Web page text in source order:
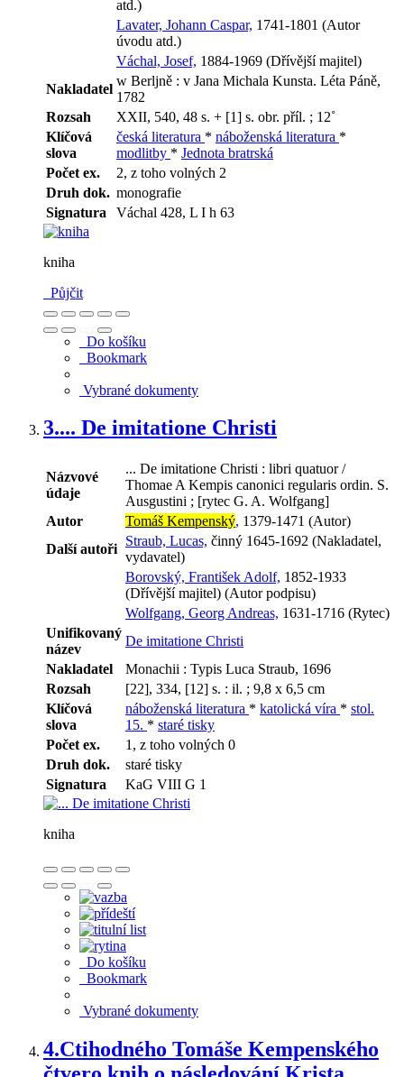
atd.)
Lavater, Johann Caspar, 1741-1801 (Autor
úvodu atd.)
Váchal, Josef, 1884-1969 (Dřívější majitel)
Nakladatel
w Berljně : v Jana Michala Kunsta. Léta Páně,
1782
Rozsah
XXII, 540, 48 s. + [1] s. obr. příl. ; 12˚
Klíčová
slova
česká literatura * náboženská literatura *
modlitby * Jednota bratrská
Počet ex.
2, z toho volných 2
Druh dok. monografie
Signatura
Váchal 428, L I h 63
kniha
Půjčit
Do košíku
Bookmark
Vybrané dokumenty
3.... De imitatione Christi
Názvové
údaje
... De imitatione Christi : libri quatuor /
Thomae A Kempis canonici regularis ordin. S.
Ausgustini ; [rytec G. A. Wolfgang]
Autor
Tomáš Kempenský, 1379-1471 (Autor)
Další autoři
Straub, Lucas, činný 1645-1692 (Nakladatel,
vydavatel)
Borovský, František Adolf, 1852-1933
(Dřívější majitel) (Autor podpisu)
Wolfgang, Georg Andreas, 1631-1716 (Rytec)
Unifikovaný
název
De imitatione Christi
Nakladatel
Monachii : Typis Luca Straub, 1696
Rozsah
[22], 334, [12] s. : il. ; 9,8 x 6,5 cm
Klíčová
slova
náboženská literatura * katolická víra * stol.
15. * staré tisky
Počet ex.
1, z toho volných 0
Druh dok.
staré tisky
Signatura
KaG VIII G 1
kniha
Do košíku
Bookmark
Vybrané dokumenty
4.Ctihodného Tomáše Kempenského